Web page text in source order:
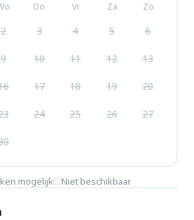
Do Vr Za Zo
2 3 4 5 6
9 10 11 12 13
17 18 19 20
24 25 26 27
mogelijk Niet beschikbaar